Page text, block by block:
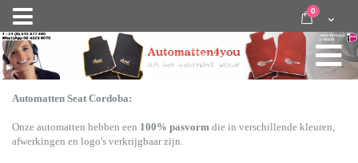
Nav
activeren
door
inhoud
Cart
0 items
Automatten Seat Cordoba:
Onze automatten hebben een 100% pasvorm die in verschillende kleuren,
afwerkingen en logo's verkrijgbaar zijn.